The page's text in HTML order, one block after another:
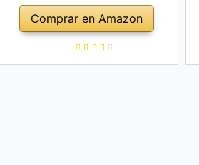
Comprar en Amazon